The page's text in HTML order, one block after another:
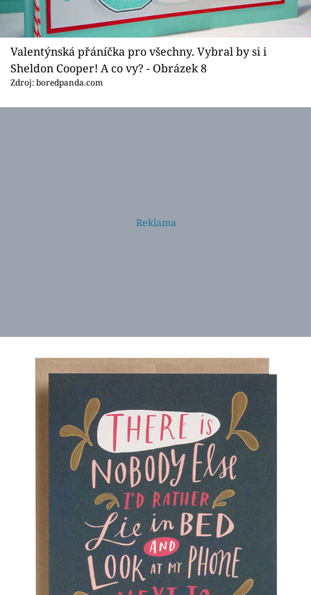
Valentýnská přáníčka pro všechny. Vybral by si i
Sheldon Cooper! A co vy? - Obrázek 8
Zdroj: boredpanda.com